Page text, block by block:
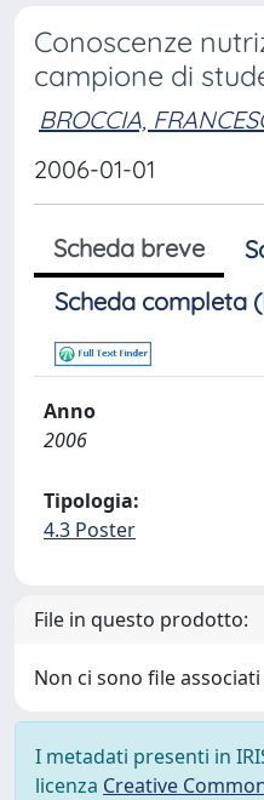
Conoscenze
campione di
BROCCIA,
2006-01-01
Scheda breve
Scheda completa
Anno
2006
Tipologia:
4.3 Poster
File in questo prodotto:
Non ci sono file
I metadati presenti in
licenza Creative